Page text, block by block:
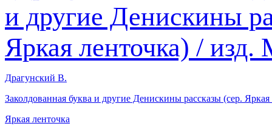
Драгунский В.
Заколдованная буква и другие Денискины рассказы (сер.
Яркая ленточка